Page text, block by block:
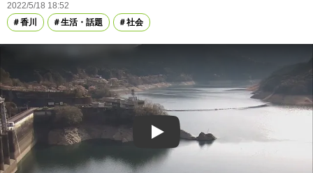
2022/5/18 18:52
香川
生活・話題 社会
Play